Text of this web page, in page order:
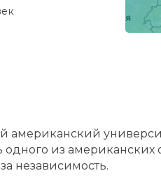
американский
из американских
независимость.